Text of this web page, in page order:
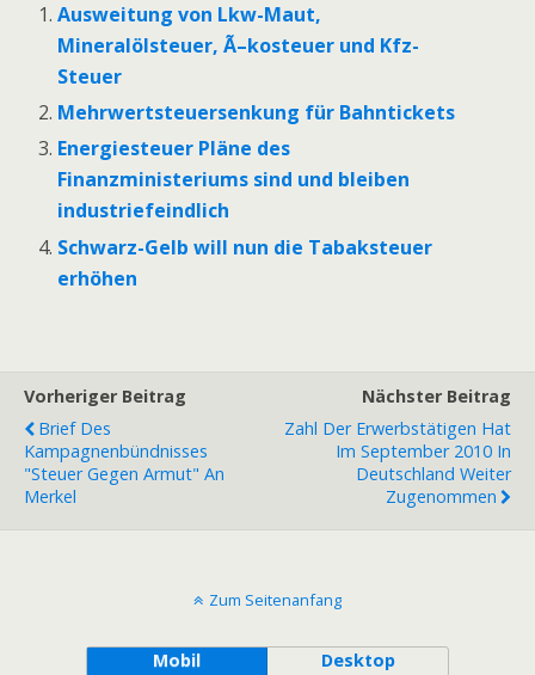
Ausweitung von Lkw-Maut,
Mineralölsteuer, Ã–kosteuer und Kfz-
Steuer
Mehrwertsteuersenkung für Bahntickets
Energiesteuer Pläne des
Finanzministeriums sind und bleiben
industriefeindlich
Schwarz-Gelb will nun die Tabaksteuer
erhöhen
Vorheriger Beitrag
Brief Des
Kampagnenbündnisses
"Steuer Gegen Armut" An
Merkel
Nächster Beitrag
Zahl Der Erwerbstätigen Hat
Im September 2010 In
Deutschland Weiter
Zugenommen
Zum Seitenanfang
Mobil Desktop